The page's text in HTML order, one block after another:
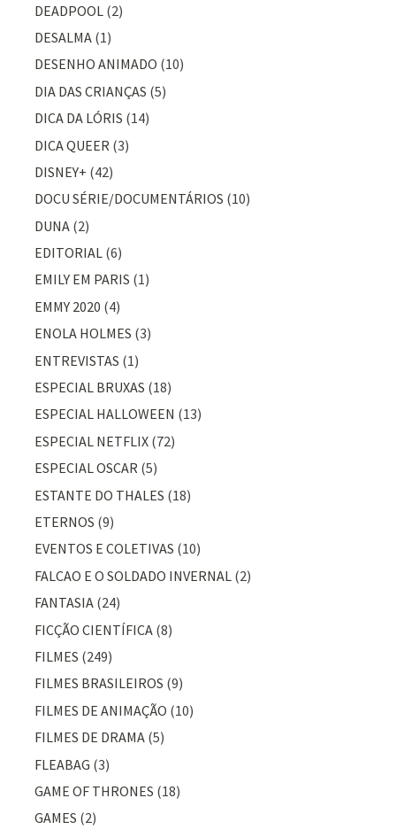
DEADPOOL (2)
DESALMA (1)
DESENHO ANIMADO (10)
DIA DAS CRIANÇAS (5)
DICA DA LÓRIS (14)
DICA QUEER (3)
DISNEY+ (42)
DOCU SÉRIE/DOCUMENTÁRIOS (10)
DUNA (2)
EDITORIAL (6)
EMILY EM PARIS (1)
EMMY 2020 (4)
ENOLA HOLMES (3)
ENTREVISTAS (1)
ESPECIAL BRUXAS (18)
ESPECIAL HALLOWEEN (13)
ESPECIAL NETFLIX (72)
ESPECIAL OSCAR (5)
ESTANTE DO THALES (18)
ETERNOS (9)
EVENTOS E COLETIVAS (10)
FALCAO E O SOLDADO INVERNAL (2)
FANTASIA (24)
FICÇÃO CIENTÍFICA (8)
FILMES (249)
FILMES BRASILEIROS (9)
FILMES DE ANIMAÇÃO (10)
FILMES DE DRAMA (5)
FLEABAG (3)
GAME OF THRONES (18)
GAMES (2)